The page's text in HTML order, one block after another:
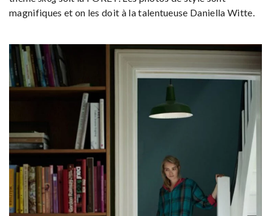
magnifiques et on les doit à la talentueuse Daniella Witte.